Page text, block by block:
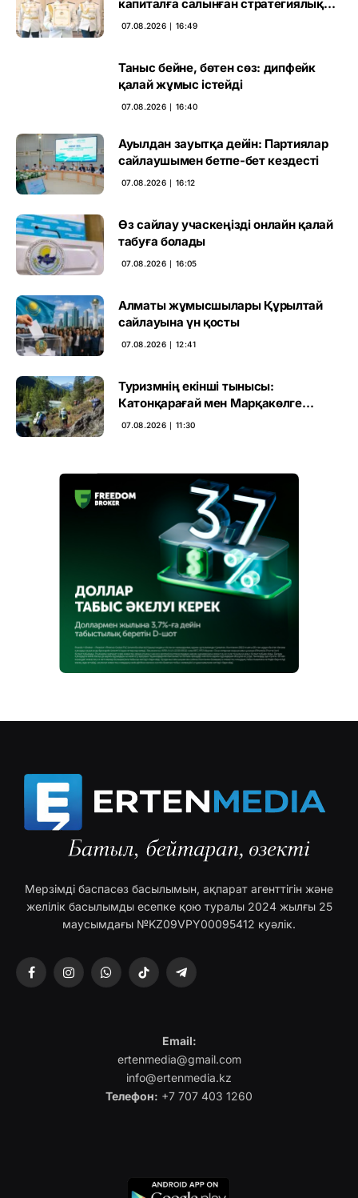
капиталға салынған стратегиялық
негіз
07.08.2026 ∣ 16:49
Таныс бейне, бөтен сөз: дипфейк
қалай жұмыс істейді
07.08.2026 ∣ 16:40
Ауылдан зауытқа дейін: Партиялар
сайлаушымен бетпе-бет кездесті
07.08.2026 ∣ 16:12
Өз сайлау учаскеңізді онлайн қалай
табуға болады
07.08.2026 ∣ 16:05
Алматы жұмысшылары Құрылтай
сайлауына үн қосты
07.08.2026 ∣ 12:41
Туризмнің екінші тынысы:
Катонқарағай мен Марқакөлге
инвестиция не береді
07.08.2026 ∣ 11:30
Мерзімді баспасөз басылымын, ақпарат агенттігін және
желілік басылымды есепке қою туралы 2024 жылғы 25
маусымдағы №KZ09VPY00095412 куәлік.
FacebookInstagramWhatsAppTikTok Telegram
Email:
ertenmedia@gmail.com
info@ertenmedia.kz
Телефон: +7 707 403 1260